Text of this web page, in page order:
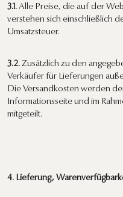
3.1. Alle Preise, die auf der
verstehen sich einschließlich
Umsatzsteuer.
3.2. Zusätzlich zu den
Verkäufer für Lieferungen
Die Versandkosten werden
Informationsseite und im
mitgeteilt.
4. Lieferung,